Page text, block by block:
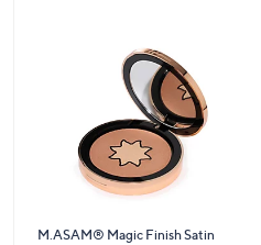
M.ASAM® Magic Finish Satin